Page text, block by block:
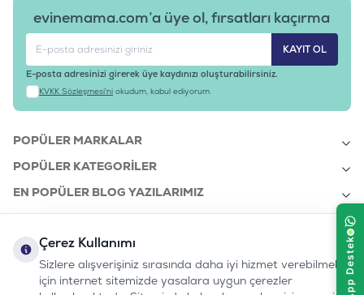
evinemama.com’a üye ol, fırsatları kaçırma
KAYIT OL
E-posta adresinizi girerek üye kaydınızı oluşturabilirsiniz.
KVKK Sözleşmesi'ni okudum, kabul ediyorum.
POPÜLER MARKALAR
POPÜLER KATEGORILER
EN POPÜLER BLOG YAZILARIMIZ
KURUMSAL
Çerez Kullanımı
Sizlere alışverişiniz sırasında daha iyi hizmet verebilmek
için internet sitemizde yasalara uygun çerezler